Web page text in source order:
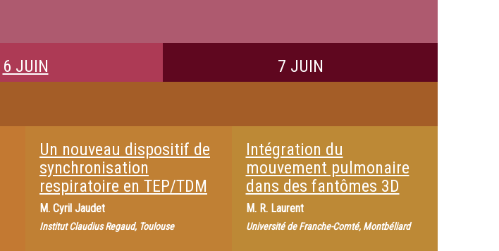
6 JUIN 7 JUIN
Un nouveau dispositif de
synchronisation
respiratoire en TEP/TDM
M. Cyril Jaudet
Institut Claudius Regaud, Toulouse
Intégration du
mouvement pulmonaire
dans des fantômes 3D
M. R. Laurent
Université de Franche-Comté, Montbéliard